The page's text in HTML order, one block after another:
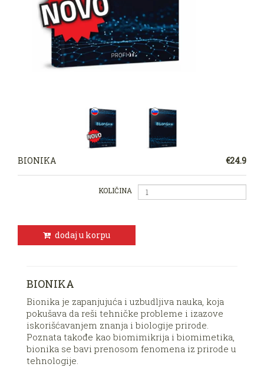
BIONIKA €24.9
KOLIČINA
dodaj u korpu
BIONIKA
Bionika je zapanjujuća i uzbudljiva nauka, koja
pokušava da reši tehničke probleme i izazove
iskorišćavanjem znanja i biologije prirode.
Poznata takođe kao biomimikrija i biomimetika,
bionika se bavi prenosom fenomena iz prirode u
tehnologije.